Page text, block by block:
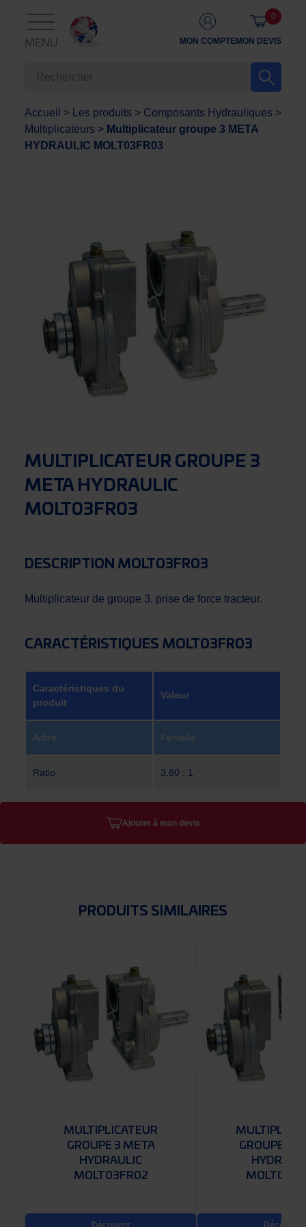
MENU MON COMPTEMON DEVIS
0
Accueil > Les produits > Composants Hydrauliques >
Multiplicateurs > Multiplicateur groupe 3 META
HYDRAULIC MOLT03FR03
MULTIPLICATEUR GROUPE 3
META HYDRAULIC
MOLT03FR03
DESCRIPTION MOLT03FR03
Multiplicateur de groupe 3, prise de force tracteur.
CARACTÉRISTIQUES MOLT03FR03
Caractéristiques du
produit
Valeur
Arbre Femelle
Ratio 3,80 : 1
Ajouter à mon devis
PRODUITS SIMILAIRES
MULTIPLICATEUR
GROUPE 3 META
HYDRAULIC
MOLT03FR02
Découvrir
GROUPE 2
Découvrir